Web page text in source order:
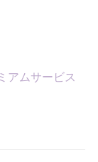
アムサービス